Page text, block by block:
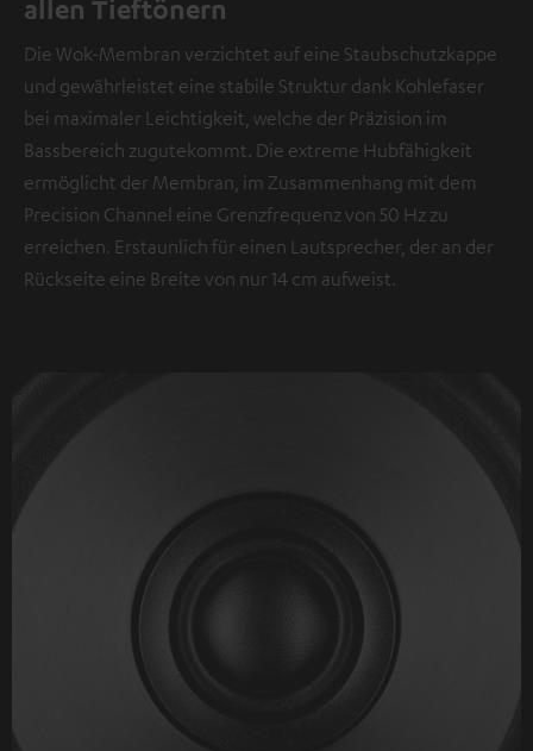
allen Tieftönern
Die Wok-Membran verzichtet auf eine Staubschutzkappe
und gewährleistet eine stabile Struktur dank Kohlefaser
bei maximaler Leichtigkeit, welche der Präzision im
Bassbereich zugutekommt. Die extreme Hubfähigkeit
ermöglicht der Membran, im Zusammenhang mit dem
Precision Channel eine Grenzfrequenz von 50 Hz zu
erreichen. Erstaunlich für einen Lautsprecher, der an der
Rückseite eine Breite von nur 14 cm aufweist.